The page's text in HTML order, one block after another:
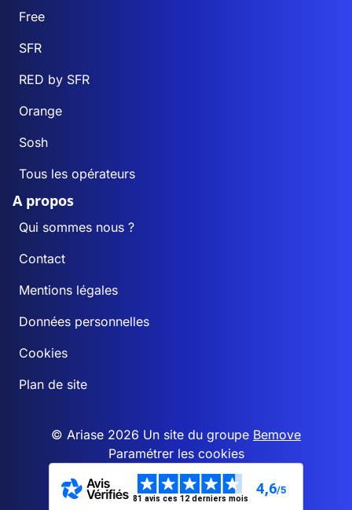
Free
SFR
RED by SFR
Orange
Sosh
Tous les opérateurs
A propos
Qui sommes nous ?
Contact
Mentions légales
Données personnelles
Cookies
Plan de site
© Ariase 2026 Un site du groupe Bemove
Paramétrer les cookies
81 avis ces 12 derniers mois
4,6/5